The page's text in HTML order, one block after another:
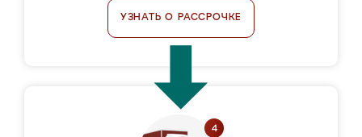
УЗНАТЬ О РАССРОЧКЕ